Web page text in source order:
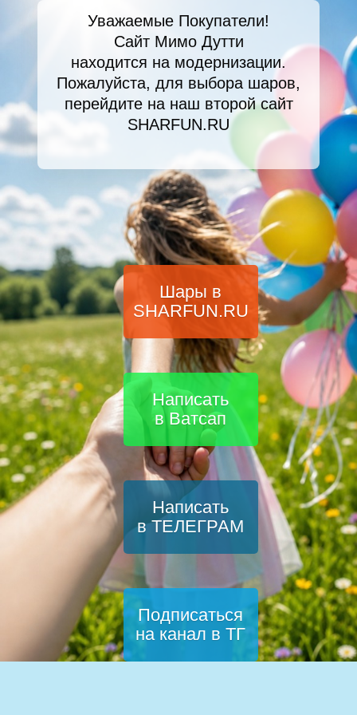
Уважаемые Покупатели!
Сайт Мимо Дутти
находится на модернизации.
Пожалуйста, для выбора шаров,
перейдите на наш второй сайт
SHARFUN.RU
Шары в
SHARFUN.RU
Написать
в Ватсап
Написать
в ТЕЛЕГРАМ
Подписаться
на канал в ТГ